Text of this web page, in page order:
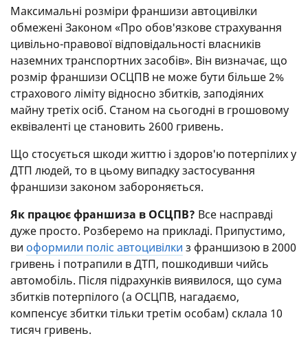
Максимальні розміри франшизи автоцивілки
обмежені Законом «Про обов'язкове страхування
цивільно-правової відповідальності власників
наземних транспортних засобів». Він визначає, що
розмір франшизи ОСЦПВ не може бути більше 2%
страхового ліміту відносно збитків, заподіяних
майну третіх осіб. Станом на сьогодні в грошовому
еквіваленті це становить 2600 гривень.
Що стосується шкоди життю і здоров'ю потерпілих у
ДТП людей, то в цьому випадку застосування
франшизи законом забороняється.
Як працює франшиза в ОСЦПВ? Все насправді
дуже просто. Розберемо на прикладі. Припустимо,
ви оформили поліс автоцивілки з франшизою в 2000
гривень і потрапили в ДТП, пошкодивши чийсь
автомобіль. Після підрахунків виявилося, що сума
збитків потерпілого (а ОСЦПВ, нагадаємо,
компенсує збитки тільки третім особам) склала 10
тисяч гривень.